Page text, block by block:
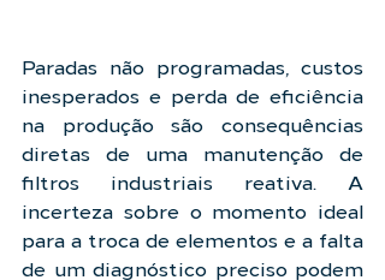
Paradas não programadas, custos
inesperados e perda de eficiência
na produção são consequências
diretas de uma manutenção de
filtros industriais reativa. A
incerteza sobre o momento ideal
para a troca de elementos e a falta
de um diagnóstico preciso podem